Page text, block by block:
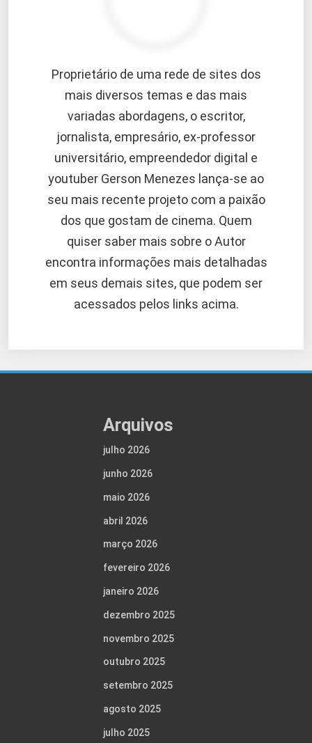
Proprietário de uma rede de sites dos
mais diversos temas e das mais
variadas abordagens, o escritor,
jornalista, empresário, ex-professor
universitário, empreendedor digital e
youtuber Gerson Menezes lança-se ao
seu mais recente projeto com a paixão
dos que gostam de cinema. Quem
quiser saber mais sobre o Autor
encontra informações mais detalhadas
em seus demais sites, que podem ser
acessados pelos links acima.
Arquivos
julho 2026
junho 2026
maio 2026
abril 2026
março 2026
fevereiro 2026
janeiro 2026
dezembro 2025
novembro 2025
outubro 2025
setembro 2025
agosto 2025
julho 2025